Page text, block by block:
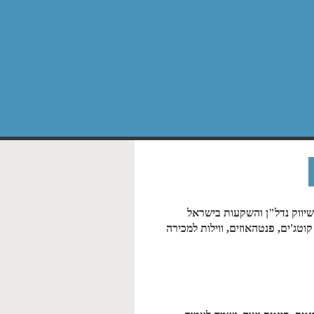
נדל"ן והשקעות בישראל
פנטהאוזים, ווילות למכירה